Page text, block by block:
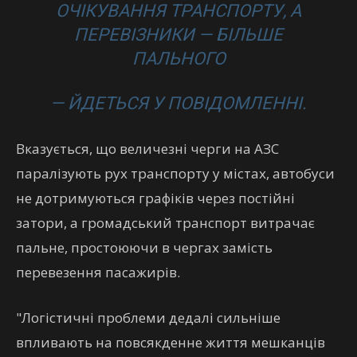
ОЧІКУВАННЯ ТРАНСПОРТУ, А
ПЕРЕВІЗНИКИ — БІЛЬШЕ
ПАЛЬНОГО
— ЙДЕТЬСЯ У ПОВІДОМЛЕННІ.
Вказується, що величезні черги на АЗС
паралізують рух транспорту у містах, автобуси
не дотримуються графіків через постійні
затори, а громадський транспорт витрачає
пальне, простоюючи в чергах замість
перевезення пасажирів.
"Логістичні проблеми дедалі сильніше
впливають на повсякденне життя мешканців